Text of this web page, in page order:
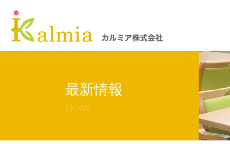
最新情報
News